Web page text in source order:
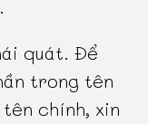
quát. Để
trong tên
chính, xin